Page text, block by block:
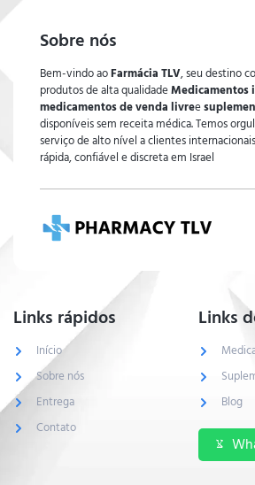
Sobre nós
Bem-vindo aoFarmácia TLV, seu destino
produtos de alta qualidadeMedicamentos
medicamentos de venda livree
disponíveis sem receita médica. Temos
serviço de alto nível a clientes
rápida, confiável e discreta em Israel
Links rápidos
Início
Sobre nós
Entrega
Contato
Links
Blog